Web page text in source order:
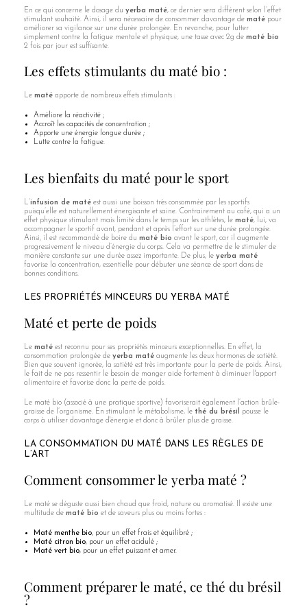
En ce qui concerne le dosage du yerba maté, ce dernier sera différent selon l’effet
stimulant souhaité. Ainsi, il sera nécessaire de consommer davantage de maté pour
améliorer sa vigilance sur une durée prolongée. En revanche, pour lutter
simplement contre la fatigue mentale et physique, une tasse avec 2g de maté bio
2 fois par jour est suffisante.
Les effets stimulants du maté bio :
Le maté apporte de nombreux effets stimulants :
Améliore la réactivité ;
Accroît les capacités de concentration ;
Apporte une énergie longue durée ;
Lutte contre la fatigue.
Les bienfaits du maté pour le sport
L’ infusion de maté est aussi une boisson très consommée par les sportifs
puisqu’elle est naturellement énergisante et saine. Contrairement au café, qui a un
effet physique stimulant mais limité dans le temps sur les athlètes, le maté, lui, va
accompagner le sportif avant, pendant et après l’effort sur une durée prolongée.
Ainsi, il est recommandé de boire du maté bio avant le sport, car il augmente
progressivement le niveau d’énergie du corps. Cela va permettre de le stimuler de
manière constante sur une durée assez importante. De plus, le yerba maté
favorise la concentration, essentielle pour débuter une séance de sport dans de
bonnes conditions.
LES PROPRIÉTÉS MINCEURS DU YERBA MATÉ
Maté et perte de poids
Le maté est reconnu pour ses propriétés minceurs exceptionnelles. En effet, la
consommation prolongée de yerba maté augmente les deux hormones de satiété.
Bien que souvent ignorée, la satiété est très importante pour la perte de poids. Ainsi,
le fait de ne pas ressentir le besoin de manger aide fortement à diminuer l'apport
alimentaire et favorise donc la perte de poids.
Le maté bio (associé à une pratique sportive) favoriserait également l’action brûle-
graisse de l’organisme. En stimulant le métabolisme, le thé du brésil
pousse le
corps à utiliser davantage d'énergie et donc à brûler plus de graisse.
LA CONSOMMATION DU MATÉ DANS LES RÈGLES DE
L’ART
Comment consommer le yerba maté ?
Le maté se déguste aussi bien chaud que froid, nature ou aromatisé. Il existe une
multitude de maté bio et de saveurs plus ou moins fortes :
Maté menthe bio, pour un effet frais et équilibré ;
Maté citron bio, pour un effet acidulé ;
Maté vert bio, pour un effet puissant et amer.
Comment préparer le maté, ce thé du brésil
?